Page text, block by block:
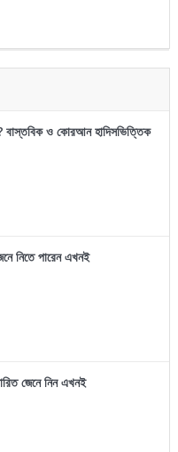
বাস্তবিক ও কোরআন হাদিসভিত্তিক
নিতে পারেন এখনই
জেনে নিন এখনই